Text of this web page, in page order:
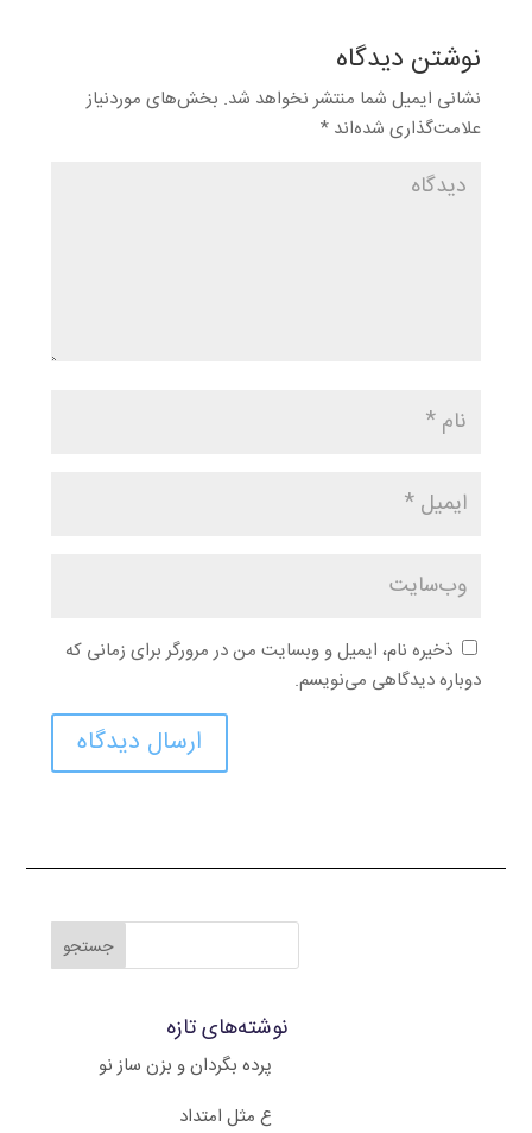
نوشتن دیدگاه
نشانی ایمیل شما منتشر نخواهد شد. بخش‌های موردنیاز
علامت‌گذاری شده‌اند *
ذخیره نام، ایمیل و وبسایت من در مرورگر برای زمانی که
دوباره دیدگاهی می‌نویسم.
ارسال دیدگاه
نوشته‌های تازه
پرده بگردان و بزن ساز نو
ع مثل امتداد